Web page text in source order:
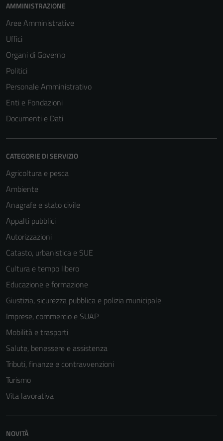
AMMINISTRAZIONE
Aree Amministrative
Uffici
Organi di Governo
Politici
Personale Amministrativo
Enti e Fondazioni
Documenti e Dati
CATEGORIE DI SERVIZIO
Agricoltura e pesca
Ambiente
Anagrafe e stato civile
Appalti pubblici
Autorizzazioni
Catasto, urbanistica e SUE
Cultura e tempo libero
Educazione e formazione
Giustizia, sicurezza pubblica e polizia municipale
Imprese, commercio e SUAP
Mobilità e trasporti
Salute, benessere e assistenza
Tributi, finanze e contravvenzioni
Turismo
Vita lavorativa
NOVITÀ
Questi cookie